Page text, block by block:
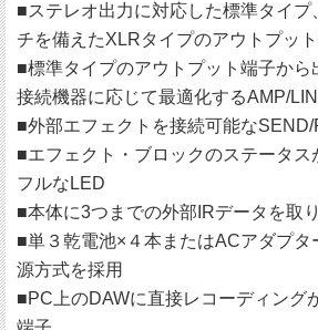
■ステレオ出力に対応した標準タイプ
チを備えたXLRタイプのアウトプッ
■標準タイプのアウトプット端子から
接続機器に応じて最適化するAMP/
■外部エフェクトを接続可能な
■エフェクト・ブロックのステータス
フルなLED
■本体に3つまでの外部IRデータを取
■単３乾電池×４本またはACアダプタ
源方式を採用
■PC上のDAWに直接レコーディング